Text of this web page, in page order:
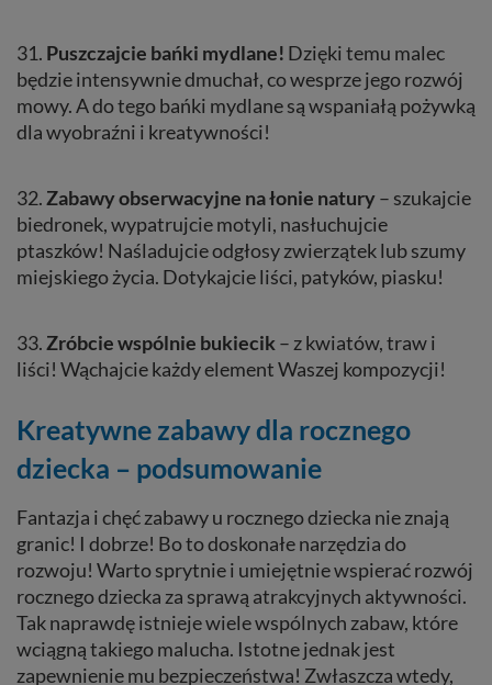
31. Puszczajcie bańki mydlane! Dzięki temu malec
będzie intensywnie dmuchał, co wesprze jego rozwój
mowy. A do tego bańki mydlane są wspaniałą pożywką
dla wyobraźni i kreatywności!
32.Zabawy obserwacyjne na łonie natury– szukajcie
biedronek, wypatrujcie motyli, nasłuchujcie
ptaszków! Naśladujcie odgłosy zwierzątek lub szumy
miejskiego życia. Dotykajcie liści, patyków, piasku!
33.Zróbcie wspólnie bukiecik – z kwiatów, traw i
liści! Wąchajcie każdy element Waszej kompozycji!
Kreatywne zabawy dla rocznego
dziecka – podsumowanie
Fantazja i chęć zabawy u rocznego dziecka nie znają
granic! I dobrze! Bo to doskonałe narzędzia do
rozwoju! Warto sprytnie i umiejętnie wspierać rozwój
rocznego dziecka za sprawą atrakcyjnych aktywności.
Tak naprawdę istnieje wiele wspólnych zabaw, które
wciągną takiego malucha. Istotne jednak jest
zapewnienie mu bezpieczeństwa! Zwłaszcza wtedy,